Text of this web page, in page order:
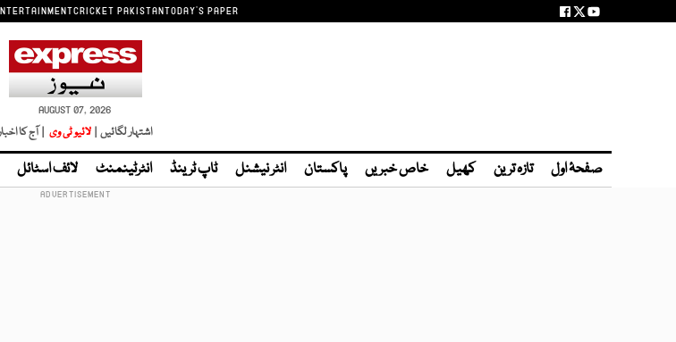
CRICKET PAKISTANTODAY'S PAPER
AUGUST 07, 2026
اشتہار لگائیں | لائیو ٹی وی | آج کا
صفحۂ اول تازہ ترین کھیل خاص خبریں پاکستان انٹر نیشنل ٹاپ ٹرینڈ انٹرٹینمنٹ لائف اسٹائل